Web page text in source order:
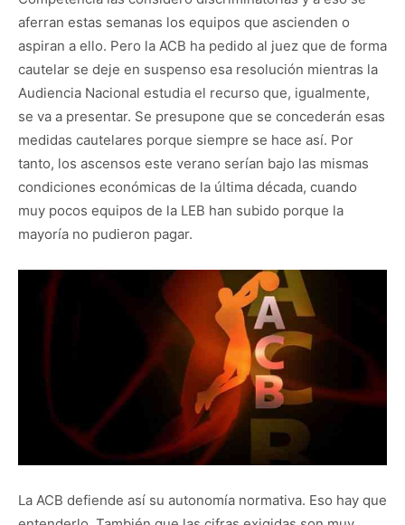
aferran estas semanas los equipos que ascienden o
aspiran a ello. Pero la ACB ha pedido al juez que de forma
cautelar se deje en suspenso esa resolución mientras la
Audiencia Nacional estudia el recurso que, igualmente,
se va a presentar. Se presupone que se concederán esas
medidas cautelares porque siempre se hace así. Por
tanto, los ascensos este verano serían bajo las mismas
condiciones económicas de la última década, cuando
muy pocos equipos de la LEB han subido porque la
mayoría no pudieron pagar.
La ACB defiende así su autonomía normativa. Eso hay que